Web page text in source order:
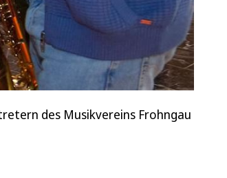
des Musikvereins Frohngau